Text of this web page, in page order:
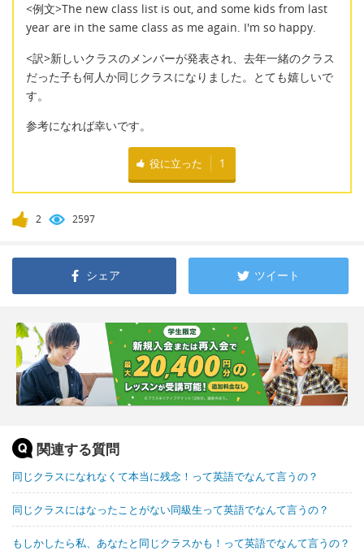
<例文>The new class list is out, and some kids from last
year are in the same class as me again. I'm so happy.
<訳>新しいクラスのメンバーが発表され、去年一緒のクラス
だった子も何人か同じクラスになりました。とても嬉しいで
す。
参考になれば幸いです。
役に立った 1
2 2597
シェア ツイート
関連する質問
同じクラスになれなくて本当に残念！って英語でなんて言うの？
同じクラスにはなったことがない同級生って英語でなんて言うの？
もしかしたら私、あなたと同じクラスかも！って英語でなんて言うの？